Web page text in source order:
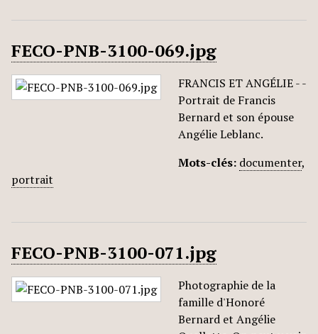
FECO-PNB-3100-069.jpg
FRANCIS ET ANGÉLIE - -
Portrait de Francis
Bernard et son épouse
Angélie Leblanc.
Mots-clés: documenter,
portrait
FECO-PNB-3100-071.jpg
Photographie de la
famille d'Honoré
Bernard et Angélie